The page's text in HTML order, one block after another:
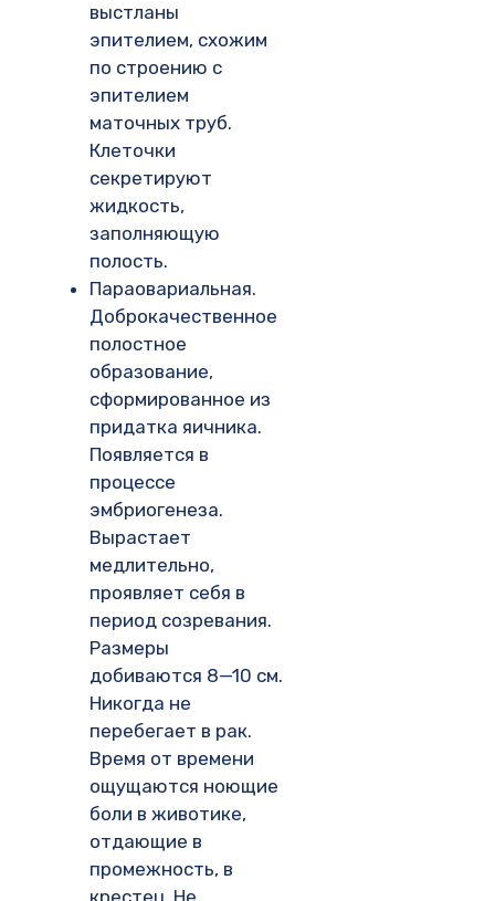
выстланы
эпителием, схожим
по строению с
эпителием
маточных труб.
Клеточки
секретируют
жидкость,
заполняющую
полость.
Параовариальная.
Доброкачественное
полостное
образование,
сформированное из
придатка яичника.
Появляется в
процессе
эмбриогенеза.
Вырастает
медлительно,
проявляет себя в
период созревания.
Размеры
добиваются 8—10 см.
Никогда не
перебегает в рак.
Время от времени
ощущаются ноющие
боли в животике,
отдающие в
промежность, в